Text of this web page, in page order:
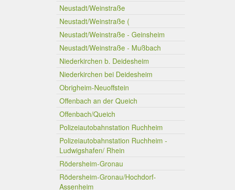
Neustadt/Weinstraße
Neustadt/Weinstraße (
Neustadt/Weinstraße - Geinsheim
Neustadt/Weinstraße - Mußbach
Niederkirchen b. Deidesheim
Niederkirchen bei Deidesheim
Obrigheim-Neuoffstein
Offenbach an der Queich
Offenbach/Queich
Polizeiautobahnstation Ruchheim
Polizeiautobahnstation Ruchheim -
Ludwigshafen/ Rhein
Rödersheim-Gronau
Rödersheim-Gronau/Hochdorf-
Assenheim